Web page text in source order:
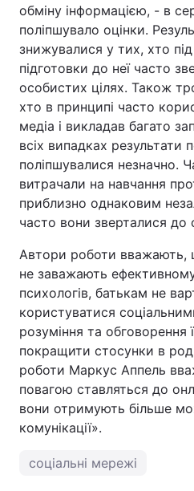
обміну інформацією, - в
поліпшувало оцінки.
знижувалися у тих, хто
підготовки до неї часто
особистих цілях. Також
хто в принципі часто
медіа і викладав багато
всіх випадках результати
поліпшувалися незначно.
витрачали на навчання
приблизно однаковим
часто вони зверталися до
Автори роботи вважають,
не заважають
психологів, батькам не
користуватися
розуміння та
покращити стосунки в
роботи Маркус Аппель
повагою ставляться до
вони отримують більше
комунікації».
соціальні мережі